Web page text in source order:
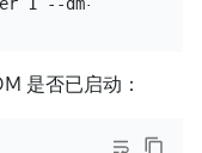
是否已启动：